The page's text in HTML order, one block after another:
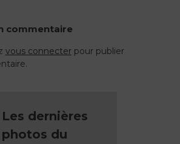
commentaire
vous connecterpour publier
Les dernières
photos du